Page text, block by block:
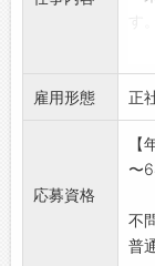
き
※
定
※
さ
予
絡
雇用形態 正
応募資格
〜
不
普